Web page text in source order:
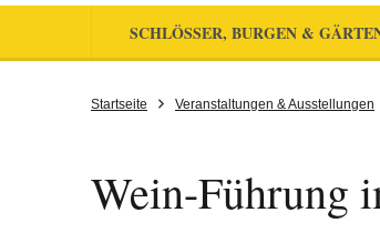
SCHLÖSSER, BURGEN &
Startseite Veranstaltungen & Ausstellungen
Wein-Führung